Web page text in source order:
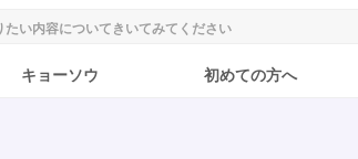
キョーソウ 初めての方へ